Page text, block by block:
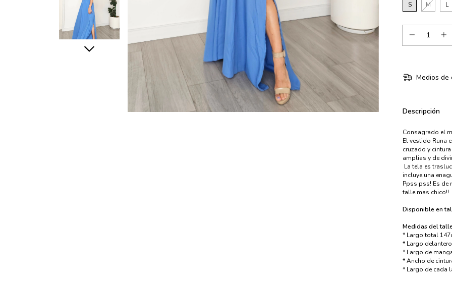
S
M L
Medios de
Descripción
Consagrado el
El vestido Runa
cruzado y
amplias y de
La tela es
incluye una
Ppss pss! Es de
talle mas chico!!
Disponible en
Medidas del
* Largo total
* Largo
* Largo de
* Ancho de
* Largo de cada